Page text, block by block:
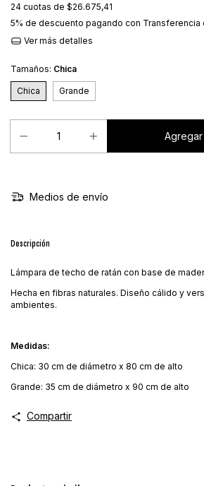
24 cuotas de $26.675,41
5% de descuento pagando con Transferencia
Ver más detalles
Tamaños: Chica
Chica Grande
Medios de envío
Descripción
Lámpara de techo de ratán con base de
Hecha en fibras naturales. Diseño cálido y
ambientes.
Medidas:
Chica: 30 cm de diámetro x 80 cm de alto
Grande: 35 cm de diámetro x 90 cm de alto
Compartir